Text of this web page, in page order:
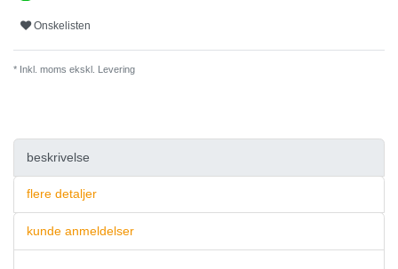
Onskelisten
* Inkl. moms ekskl. Levering
beskrivelse
flere detaljer
kunde anmeldelser